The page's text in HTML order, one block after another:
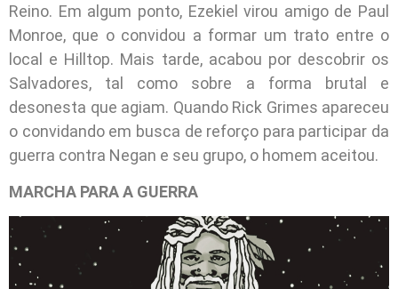
Reino. Em algum ponto, Ezekiel virou amigo de Paul
Monroe, que o convidou a formar um trato entre o
local e Hilltop. Mais tarde, acabou por descobrir os
Salvadores, tal como sobre a forma brutal e
desonesta que agiam. Quando Rick Grimes apareceu
o convidando em busca de reforço para participar da
guerra contra Negan e seu grupo, o homem aceitou.
MARCHA PARA A GUERRA